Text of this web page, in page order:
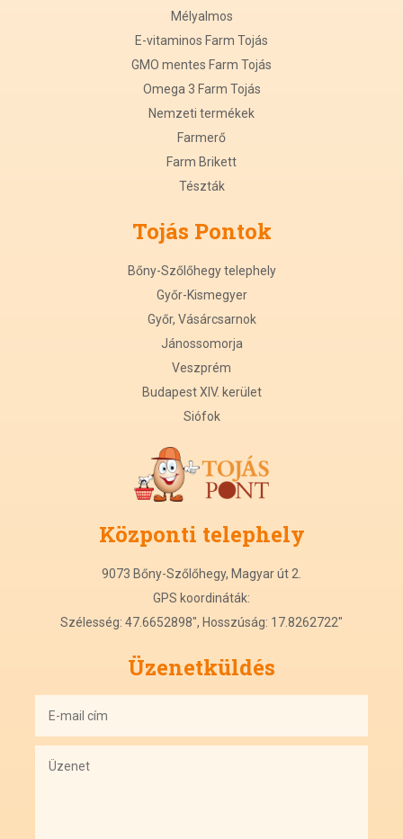
Mélyalmos
E-vitaminos Farm Tojás
GMO mentes Farm Tojás
Omega 3 Farm Tojás
Nemzeti termékek
Farmerő
Farm Brikett
Tészták
Tojás Pontok
Bőny-Szőlőhegy telephely
Győr-Kismegyer
Győr, Vásárcsarnok
Jánossomorja
Veszprém
Budapest XIV. kerület
Siófok
Központi telephely
9073 Bőny-Szőlőhegy, Magyar út 2.
GPS koordináták:
Szélesség: 47.6652898", Hosszúság: 17.8262722"
Üzenetküldés